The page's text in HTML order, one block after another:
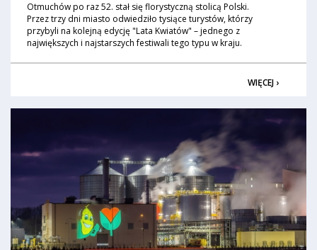
Otmuchów po raz 52. stał się florystyczną stolicą Polski.
Przez trzy dni miasto odwiedziło tysiące turystów, którzy
przybyli na kolejną edycję "Lata Kwiatów" – jednego z
największych i najstarszych festiwali tego typu w kraju.
WIĘCEJ ›